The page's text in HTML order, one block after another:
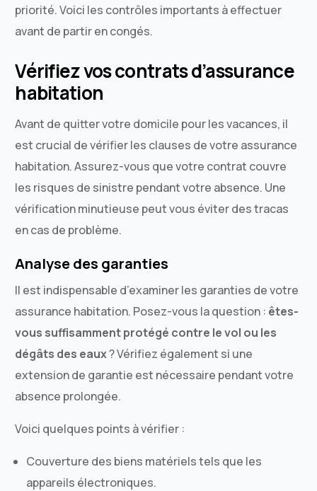
priorité. Voici les contrôles importants à effectuer
avant de partir en congés.
Vérifiez vos contrats d’assurance
habitation
Avant de quitter votre domicile pour les vacances, il
est crucial de vérifier les clauses de votre assurance
habitation. Assurez-vous que votre contrat couvre
les risques de sinistre pendant votre absence. Une
vérification minutieuse peut vous éviter des tracas
en cas de problème.
Analyse des garanties
Il est indispensable d’examiner les garanties de votre
assurance habitation. Posez-vous la question : êtes-
vous suffisamment protégé contre le vol ou les
dégâts des eaux? Vérifiez également si une
extension de garantie est nécessaire pendant votre
absence prolongée.
Voici quelques points à vérifier :
Couverture des biens matériels tels que les
appareils électroniques.